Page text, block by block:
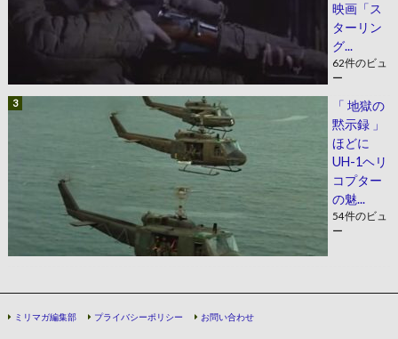
映画「ス
ターリン
グ...
62件のビュ
ー
「 地獄の
黙示録 」
ほどに
UH-1ヘリ
コプター
の魅...
54件のビュ
ー
ミリマガ編集部 プライバシーポリシー お問い合わせ